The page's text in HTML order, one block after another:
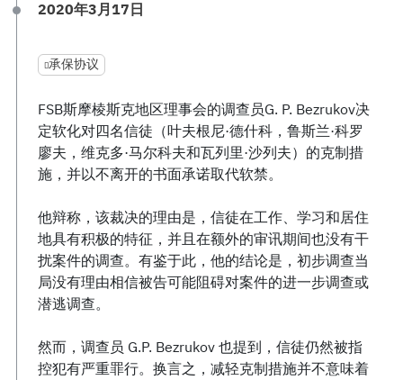
2020年3月17日
承保协议
FSB斯摩棱斯克地区理事会的调查员G. P. Bezrukov决
定软化对四名信徒（叶夫根尼·德什科，鲁斯兰·科罗
廖夫，维克多·马尔科夫和瓦列里·沙列夫）的克制措
施，并以不离开的书面承诺取代软禁。
他辩称，该裁决的理由是，信徒在工作、学习和居住
地具有积极的特征，并且在额外的审讯期间也没有干
扰案件的调查。有鉴于此，他的结论是，初步调查当
局没有理由相信被告可能阻碍对案件的进一步调查或
潜逃调查。
然而，调查员 G.P. Bezrukov 也提到，信徒仍然被指
控犯有严重罪行。换言之，减轻克制措施并不意味着